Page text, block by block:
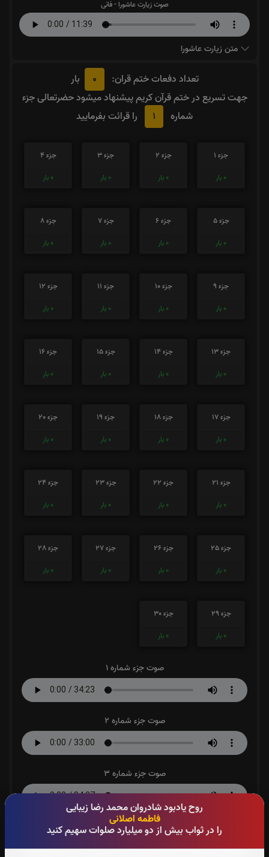
روح یادبود شادروان محمد رضا زیبایی
فاطمه اصلانی
را در ثواب بیش از دو میلیارد صلوات سهیم کنید
صوت زیارت عاشورا - فانی
متن زیارت عاشورا
تعداد دفعات ختم قران: 0
بار
جهت تسریع در ختم قرآن کریم پیشنهاد میشود حضرتعالی جزء
شماره
1 را قرائت بفرمایید
جزء 1
0 بار
جزء 2
0 بار
جزء 3
0 بار
جزء 4
0 بار
جزء 5
0 بار
جزء 6
0 بار
جزء 7
0 بار
جزء 8
0 بار
جزء 9
0 بار
جزء 10
0 بار
جزء 11
0 بار
جزء 12
0 بار
جزء 13
0 بار
جزء 14
0 بار
جزء 15
0 بار
جزء 16
0 بار
جزء 17
0 بار
جزء 18
0 بار
جزء 19
0 بار
جزء 20
0 بار
جزء 21
0 بار
جزء 22
0 بار
جزء 23
0 بار
جزء 24
0 بار
جزء 25
0 بار
جزء 26
0 بار
جزء 27
0 بار
جزء 28
0 بار
جزء 29
0 بار
جزء 30
0 بار
صوت جزء شماره 1
صوت جزء شماره 2
صوت جزء شماره 3
صوت جزء شماره 4